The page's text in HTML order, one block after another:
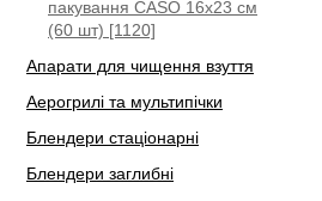
пакування CASO 16x23 см
(60 шт) [1120]
Апарати для чищення взуття
Аерогрилі та мультипічки
Блендери стаціонарні
Блендери заглибні